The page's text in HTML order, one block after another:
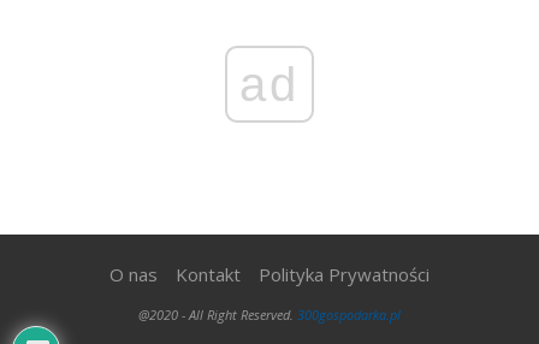
ad
O nas Kontakt Polityka Prywatności
@2020 - All Right Reserved. 300gospodarka.pl